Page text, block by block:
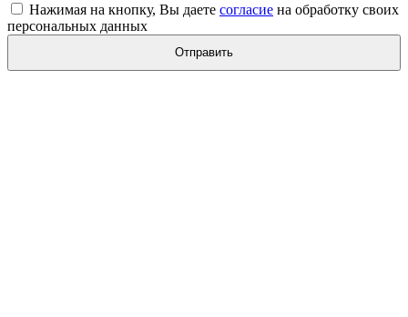
Нажимая на кнопку, Вы даете согласие на обработку своих
персональных данных
Отправить